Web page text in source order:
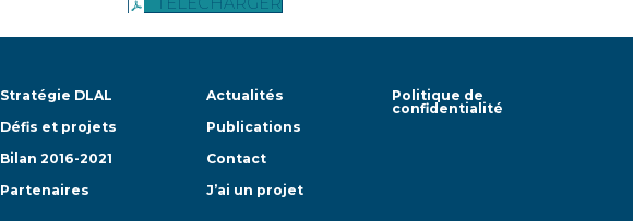
Stratégie DLAL
Défis et projets
Bilan 2016-2021
Partenaires
Actualités
Publications
Contact
J’ai un projet
Politique de
confidentialité